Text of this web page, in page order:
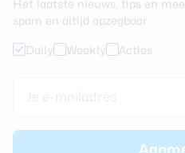
Het laatste nieuws, tips en
spam en altijd opzegbaar.
Daily Weekly Acties